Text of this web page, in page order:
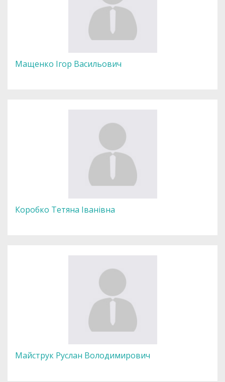
Мащенко Ігор Васильович
Коробко Тетяна Іванівна
Майструк Руслан Володимирович